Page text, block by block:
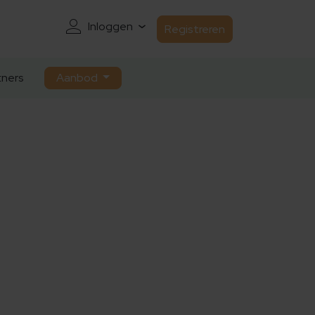
Inloggen Registreren
Aanbod